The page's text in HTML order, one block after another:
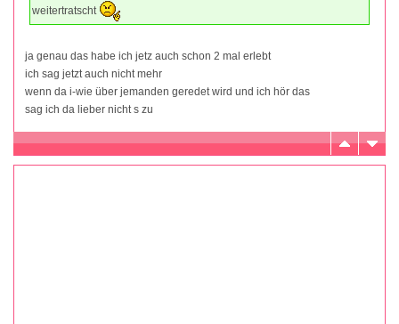
weitertratscht
ja genau das habe ich jetz auch schon 2 mal erlebt
ich sag jetzt auch nicht mehr
wenn da i-wie über jemanden geredet wird und ich hör das
sag ich da lieber nicht s zu